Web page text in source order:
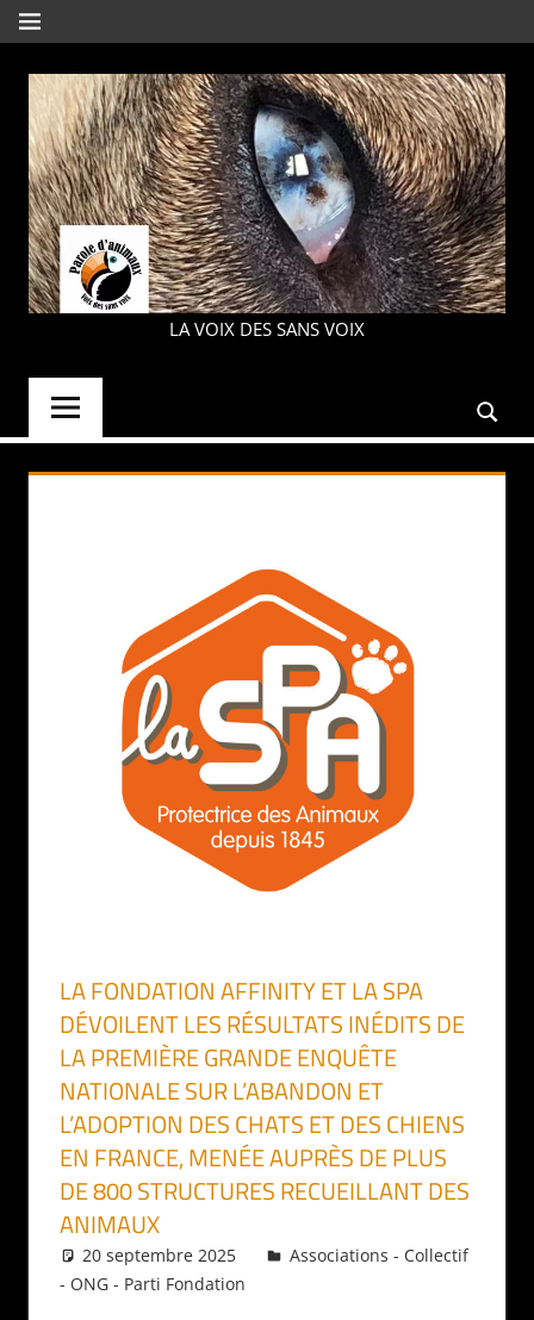
Aller
au
contenu
MENU
PAROLE
LA VOIX DES SANS VOIX
LA FONDATION AFFINITY ET LA SPA
DÉVOILENT LES RÉSULTATS INÉDITS DE
LA PREMIÈRE GRANDE ENQUÊTE
NATIONALE SUR L’ABANDON ET
L’ADOPTION DES CHATS ET DES CHIENS
EN FRANCE, MENÉE AUPRÈS DE PLUS
DE 800 STRUCTURES RECUEILLANT DES
ANIMAUX
20 septembre 2025 Daniel
Associations - Collectif
- ONG - Parti Fondation